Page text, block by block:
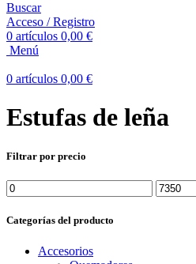
Buscar
Acceso / Registro
0 artículos 0,00 €
Menú
0 artículos 0,00 €
Estufas de leña
Filtrar por precio
Precio
mínimo
Precio
máximo
Categorías del producto
Accesorios